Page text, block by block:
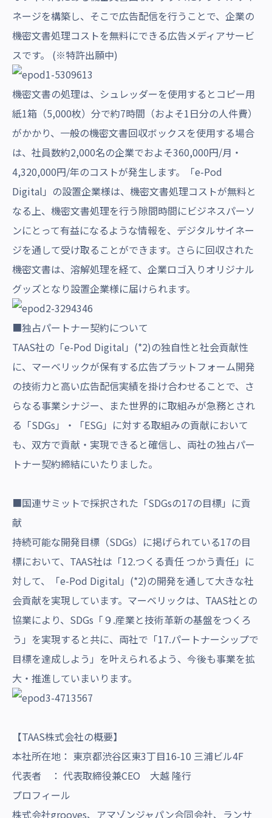
ネージを構築し、そこで広告配信を行うことで、企業の
機密文書処理コストを無料にできる広告メディアサービ
スです。 (※特許出願中)
機密文書の処理は、シュレッダーを使用するとコピー用
紙1箱（5,000枚）分で約7時間（およそ1日分の人件費）
がかかり、一般の機密文書回収ボックスを使用する場合
は、社員数約2,000名の企業でおよそ360,000円/月・
4,320,000円/年のコストが発生します。「e-Pod
Digital」の設置企業様は、機密文書処理コストが無料と
なる上、機密文書処理を行う隙間時間にビジネスパーソ
ンにとって有益になるような情報を、デジタルサイネー
ジを通して受け取ることができます。さらに回収された
機密文書は、溶解処理を経て、企業ロゴ入りオリジナル
グッズとなり設置企業様に届けられます。
■独占パートナー契約について
TAAS社の「e-Pod Digital」(*2)の独自性と社会貢献性
に、マーベリックが保有する広告プラットフォーム開発
の技術力と高い広告配信実績を掛け合わせることで、さ
らなる事業シナジー、また世界的に取組みが急務とされ
る「SDGs」・「ESG」に対する取組みの貢献において
も、双方で貢献・実現できると確信し、両社の独占パー
トナー契約締結にいたりました。
■国連サミットで採択された「SDGsの17の目標」に貢
献
持続可能な開発目標（SDGs）に掲げられている17の目
標において、TAAS社は「12.つくる責任 つかう責任」に
対して、「e-Pod Digital」(*2)の開発を通して大きな社
会貢献を実現しています。マーベリックは、TAAS社との
協業により、SDGs「９.産業と技術革新の基盤をつくろ
う」を実現すると共に、両社で「17.パートナーシップで
目標を達成しよう」を叶えられるよう、今後も事業を拡
大・推進していまいります。
【TAAS株式会社の概要】
本社所在地： 東京都渋谷区東3丁目16-10 三浦ビル4F
代表者 ： 代表取締役兼CEO 大越 隆行
プロフィール
株式会社grooves、アマゾンジャパン合同会社、ランサ